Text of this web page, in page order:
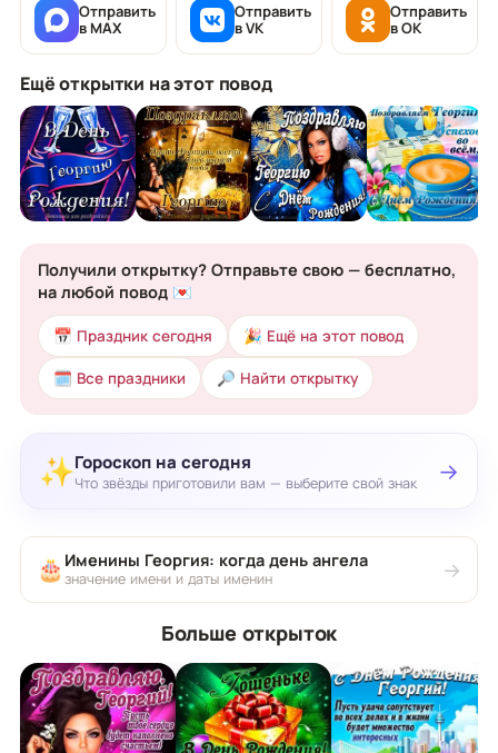
Отправить
в MAX
Отправить
в VK
Отправить
в OK
Ещё открытки на этот повод
Получили открытку? Отправьте свою — бесплатно,
на любой повод 💌
📅 Праздник сегодня 🎉 Ещё на этот повод
🗓 Все праздники 🔎 Найти открытку
✨Гороскоп на сегодня
Что звёзды приготовили вам — выберите свой знак →
🎂 Именины Георгия: когда день ангела
значение имени и даты именин →
Больше открыток